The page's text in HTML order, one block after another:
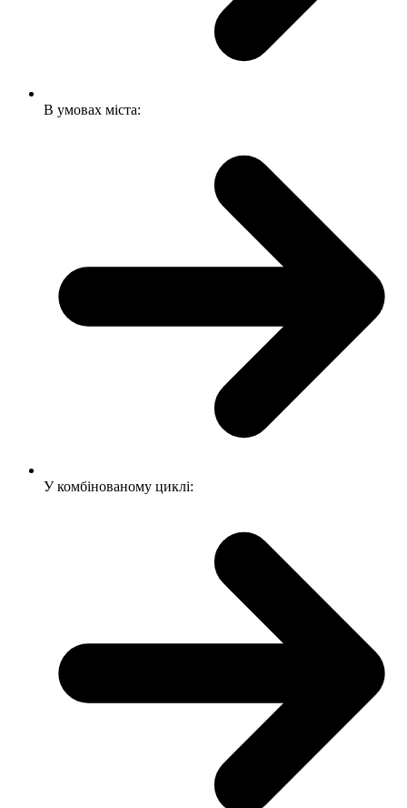
В умовах міста:
У комбінованому циклі: